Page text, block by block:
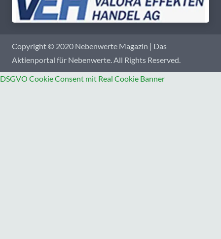
Copyright © 2020 Nebenwerte Magazin | Das
Aktienportal für Nebenwerte. All Rights Reserved.
DSGVO Cookie Consent mit Real Cookie Banner